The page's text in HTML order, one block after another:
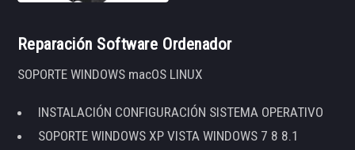
Reparación Software Ordenador
SOPORTE WINDOWS macOS LINUX
INSTALACIÓN CONFIGURACIÓN SISTEMA OPERATIVO
SOPORTE WINDOWS XP VISTA WINDOWS 7 8 8.1